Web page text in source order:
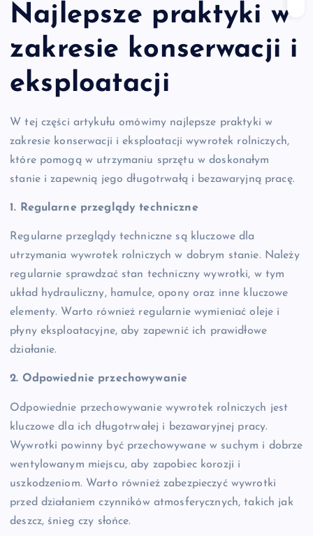
Najlepsze praktyki w
zakresie konserwacji i
eksploatacji
W tej części artykułu omówimy najlepsze praktyki w
zakresie konserwacji i eksploatacji wywrotek rolniczych,
które pomogą w utrzymaniu sprzętu w doskonałym
stanie i zapewnią jego długotrwałą i bezawaryjną pracę.
1. Regularne przeglądy techniczne
Regularne przeglądy techniczne są kluczowe dla
utrzymania wywrotek rolniczych w dobrym stanie. Należy
regularnie sprawdzać stan techniczny wywrotki, w tym
układ hydrauliczny, hamulce, opony oraz inne kluczowe
elementy. Warto również regularnie wymieniać oleje i
płyny eksploatacyjne, aby zapewnić ich prawidłowe
działanie.
2. Odpowiednie przechowywanie
Odpowiednie przechowywanie wywrotek rolniczych jest
kluczowe dla ich długotrwałej i bezawaryjnej pracy.
Wywrotki powinny być przechowywane w suchym i dobrze
wentylowanym miejscu, aby zapobiec korozji i
uszkodzeniom. Warto również zabezpieczyć wywrotki
przed działaniem czynników atmosferycznych, takich jak
deszcz, śnieg czy słońce.